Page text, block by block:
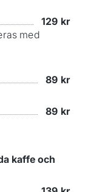
129 kr
med
89 kr
89 kr
kaffe och